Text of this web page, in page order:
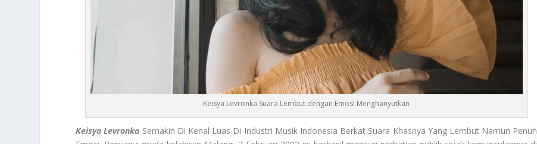
Keisya Levronka Suara Lembut dengan Emosi Menghanyutkan
Keisya Levronka Semakin Di Kenal Luas Di Industri Musik Indonesia Berkat Suara Khasnya Yang Lembut Namun Penuh